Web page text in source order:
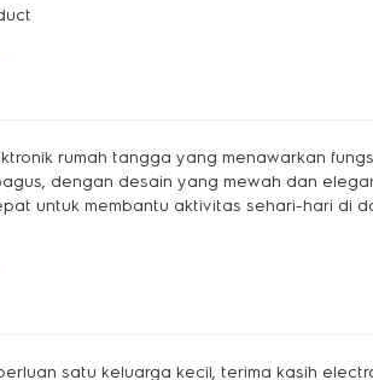
rumah tangga yang menawarkan
dengan desain yang mewah dan
untuk membantu aktivitas sehari-hari di
satu keluarga kecil, terima kasih